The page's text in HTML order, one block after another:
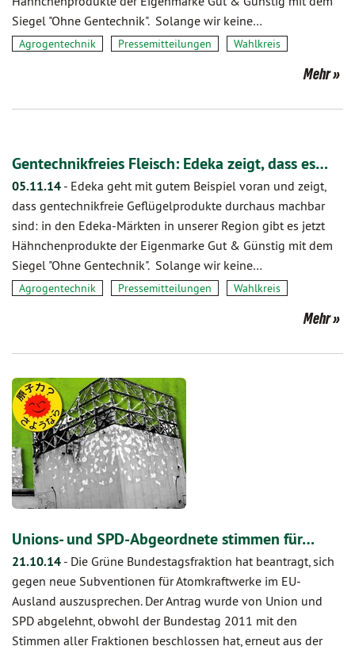
Siegel "Ohne Gentechnik". Solange wir keine…
Agrogentechnik Pressemitteilungen Wahlkreis
Mehr
Gentechnikfreies Fleisch: Edeka zeigt, dass es…
05.11.14 - Edeka geht mit gutem Beispiel voran und zeigt,
dass gentechnikfreie Geflügelprodukte durchaus machbar
sind: in den Edeka-Märkten in unserer Region gibt es jetzt
Hähnchenprodukte der Eigenmarke Gut & Günstig mit dem
Siegel "Ohne Gentechnik". Solange wir keine…
Agrogentechnik Pressemitteilungen Wahlkreis
Mehr
Unions- und SPD-Abgeordnete stimmen für…
21.10.14 - Die Grüne Bundestagsfraktion hat beantragt, sich
gegen neue Subventionen für Atomkraftwerke im EU-
Ausland auszusprechen. Der Antrag wurde von Union und
SPD abgelehnt, obwohl der Bundestag 2011 mit den
Stimmen aller Fraktionen beschlossen hat, erneut aus der